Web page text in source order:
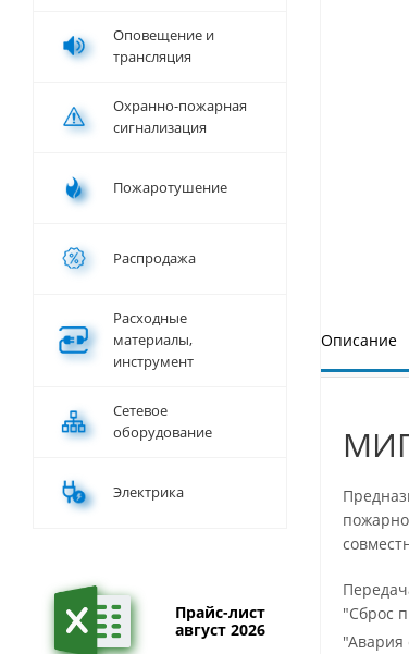
Описание
"Сброс
"Авария
Оповещение и
трансляция
Охранно-пожарная
сигнализация
Пожаротушение
Распродажа
Расходные
материалы,
инструмент
Сетевое
оборудование
Электрика
Прайс-лист
август 2026